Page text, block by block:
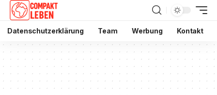
Datenschutzerklärung Team Werbung Kontakt